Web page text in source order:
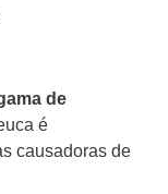
de
é
causadoras de